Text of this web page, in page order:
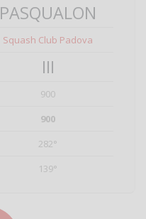
PASQUALON
Squash Club Padova
III
900
900
282°
139°